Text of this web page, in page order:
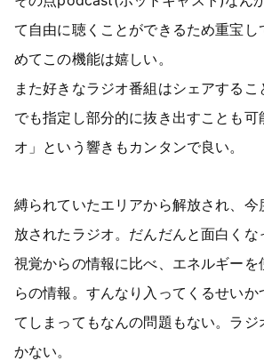
て自由に聴くことができるため重宝し
めてこの機能は嬉しい。
また好きなラジオ番組はシェアするこ
でも指定し部分的に抜き出すことも可
オ」という響きもカンタンで良い。
縛られていたエリアから解放され、今
放されたラジオ。だんだんと面白くな
視覚からの情報に比べ、エネルギーを
らの情報。すんなり入ってくるせいか
てしまってもなんの問題もない。ラジ
かない。